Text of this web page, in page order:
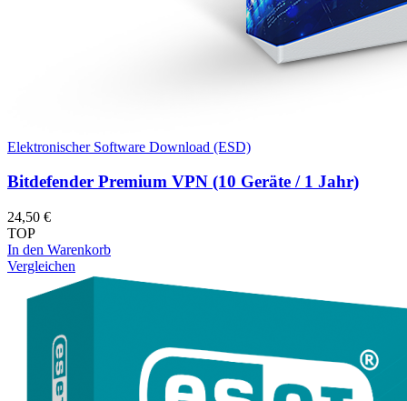
Elektronischer Software Download (ESD)
Bitdefender Premium VPN (10 Geräte / 1 Jahr)
24,50 €
TOP
In den Warenkorb
Vergleichen